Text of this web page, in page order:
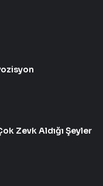
Zevk Aldığı Şeyler